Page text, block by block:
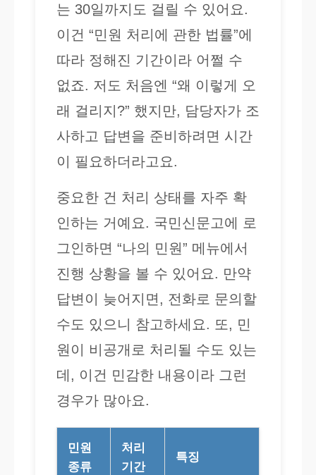
는 30일까지도 걸릴 수 있어요.
이건 “민원 처리에 관한 법률”에
따라 정해진 기간이라 어쩔 수
없죠. 저도 처음엔 “왜 이렇게 오
래 걸리지?” 했지만, 담당자가 조
사하고 답변을 준비하려면 시간
이 필요하더라고요.
중요한 건 처리 상태를 자주 확
인하는 거예요. 국민신문고에 로
그인하면 “나의 민원” 메뉴에서
진행 상황을 볼 수 있어요. 만약
답변이 늦어지면, 전화로 문의할
수도 있으니 참고하세요. 또, 민
원이 비공개로 처리될 수도 있는
데, 이건 민감한 내용이라 그런
경우가 많아요.
민원
종류
처리
기간
특징